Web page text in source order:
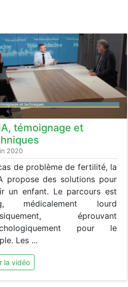
témoignage et
2020
de problème de fertilité, la
propose des solutions pour
un enfant. Le parcours est
médicalement lourd
éprouvant
pour le
Les ...
la vidéo